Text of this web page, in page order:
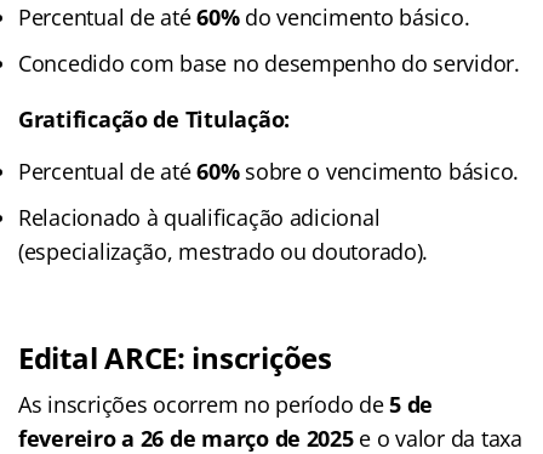
Percentual de até60%do vencimento básico.
Concedido com base no desempenho do servidor.
Gratificação de Titulação:
Percentual de até60%sobre o vencimento básico.
Relacionado à qualificação adicional
(especialização, mestrado ou doutorado).
Edital ARCE: inscrições
As inscrições ocorrem no período de5 de
fevereiro a 26 de março de 2025e o valor da taxa